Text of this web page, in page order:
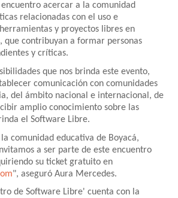
acercar a la comunidad
relacionadas con el uso e
y proyectos libres en
que contribuyan a formar personas
y críticas.
que nos brinda este evento,
comunicación con comunidades
del ámbito nacional e internacional, de
amplio conocimiento sobre las
el Software Libre.
comunidad educativa de Boyacá,
a ser parte de este encuentro
su ticket gratuito en
", aseguró Aura Mercedes.
de Software Libre' cuenta con la